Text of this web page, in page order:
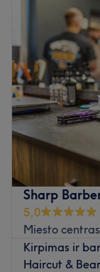
Sharp
5,0
Miesto
Kirpimas ir
Haircut &